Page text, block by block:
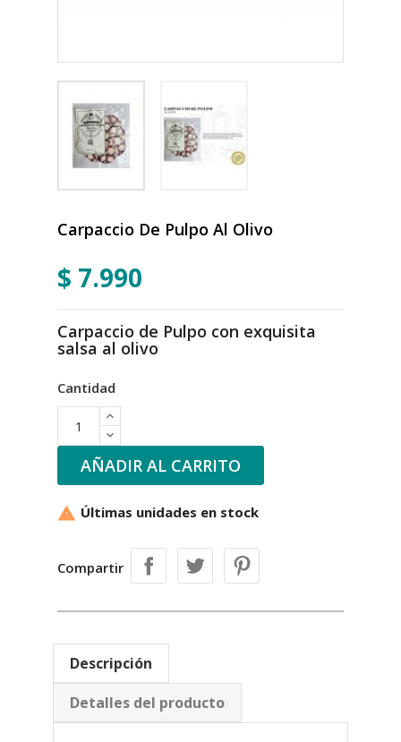
Carpaccio De Pulpo Al Olivo
$ 7.990
Carpaccio de Pulpo con exquisita
salsa al olivo
Cantidad
AÑADIR AL CARRITO
 Últimas unidades en stock
Compartir
Descripción
Detalles del producto